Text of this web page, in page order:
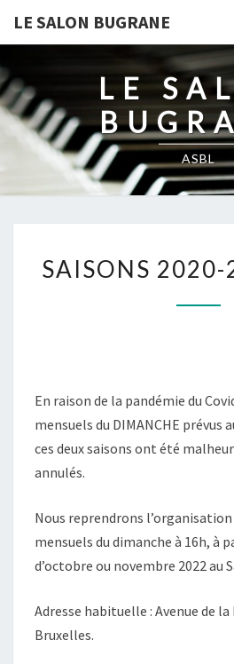
LE SALON BUGRANE
LE
ASBL
SAISONS
En raison de la pandémie du
mensuels du DIMANCHE prévus
ces deux saisons ont été
annulés.
Nous reprendrons
mensuels du dimanche à 16h, à
d’octobre ou novembre 2022 au
Adresse habituelle : Avenue de la
Bruxelles.